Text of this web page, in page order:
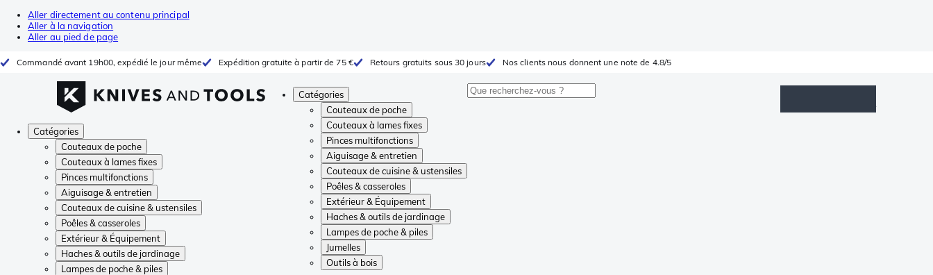
Aller directement au contenu principal
Aller à la navigation
Aller au pied de page
Commandé avant 19h00, expédié le jour même Expédition gratuite à partir de 75 € Retours gratuits sous 30 jours Nos clients nous donnent une note de 4.8/5
Catégories
Couteaux de poche
Couteaux à lames fixes
Pinces multifonctions
Aiguisage & entretien
Couteaux de cuisine & ustensiles
Poêles & casseroles
Extérieur & Équipement
Haches & outils de jardinage
Lampes de poche & piles
Jumelles
Outils à bois
Catégories
Couteaux de poche
Couteaux à lames fixes
Pinces multifonctions
Aiguisage & entretien
Couteaux de cuisine & ustensiles
Poêles & casseroles
Extérieur & Équipement
Haches & outils de jardinage
Lampes de poche & piles